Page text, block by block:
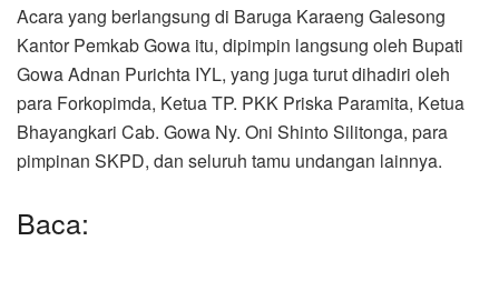
Acara yang berlangsung di Baruga Karaeng Galesong
Kantor Pemkab Gowa itu, dipimpin langsung oleh Bupati
Gowa Adnan Purichta IYL, yang juga turut dihadiri oleh
para Forkopimda, Ketua TP. PKK Priska Paramita, Ketua
Bhayangkari Cab. Gowa Ny. Oni Shinto Silitonga, para
pimpinan SKPD, dan seluruh tamu undangan lainnya.
Baca: